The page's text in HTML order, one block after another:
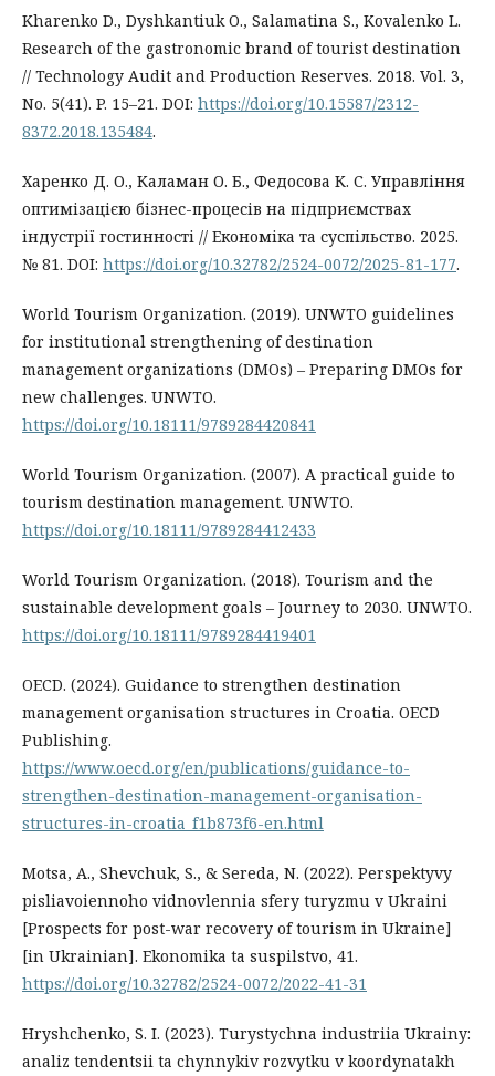
Kharenko D., Dyshkantiuk O., Salamatina S., Kovalenko L.
Research of the gastronomic brand of tourist destination
// Technology Audit and Production Reserves. 2018. Vol. 3,
No. 5(41). P. 15–21. DOI: https://doi.org/10.15587/2312-
8372.2018.135484.
Харенко Д. О., Каламан О. Б., Федосова К. С. Управління
оптимізацією бізнес-процесів на підприємствах
індустрії гостинності // Економіка та суспільство. 2025.
№ 81. DOI: https://doi.org/10.32782/2524-0072/2025-81-177.
World Tourism Organization. (2019). UNWTO guidelines
for institutional strengthening of destination
management organizations (DMOs) – Preparing DMOs for
new challenges. UNWTO.
https://doi.org/10.18111/9789284420841
World Tourism Organization. (2007). A practical guide to
tourism destination management. UNWTO.
https://doi.org/10.18111/9789284412433
World Tourism Organization. (2018). Tourism and the
sustainable development goals – Journey to 2030. UNWTO.
https://doi.org/10.18111/9789284419401
OECD. (2024). Guidance to strengthen destination
management organisation structures in Croatia. OECD
Publishing.
https://www.oecd.org/en/publications/guidance-to-
strengthen-destination-management-organisation-
structures-in-croatia_f1b873f6-en.html
Motsa, A., Shevchuk, S., & Sereda, N. (2022). Perspektyvy
pisliavoiennoho vidnovlennia sfery turyzmu v Ukraini
[Prospects for post-war recovery of tourism in Ukraine]
[in Ukrainian]. Ekonomika ta suspilstvo, 41.
https://doi.org/10.32782/2524-0072/2022-41-31
Hryshchenko, S. I. (2023). Turystychna industriia Ukrainy:
analiz tendentsii ta chynnykiv rozvytku v koordynatakh